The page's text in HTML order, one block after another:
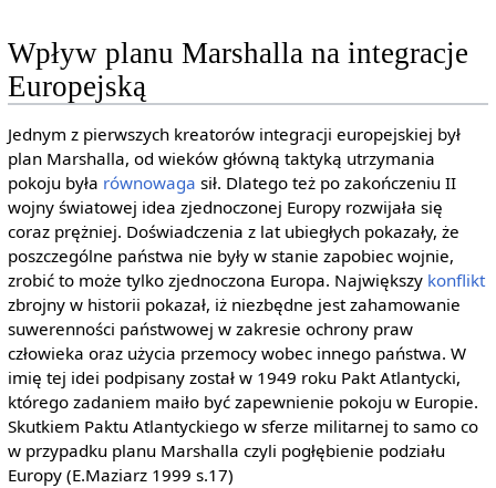
Wpływ planu Marshalla na integracje
Europejską
Jednym z pierwszych kreatorów integracji europejskiej był
plan Marshalla, od wieków główną taktyką utrzymania
pokoju była równowaga sił. Dlatego też po zakończeniu II
wojny światowej idea zjednoczonej Europy rozwijała się
coraz prężniej. Doświadczenia z lat ubiegłych pokazały, że
poszczególne państwa nie były w stanie zapobiec wojnie,
zrobić to może tylko zjednoczona Europa. Największy konflikt
zbrojny w historii pokazał, iż niezbędne jest zahamowanie
suwerenności państwowej w zakresie ochrony praw
człowieka oraz użycia przemocy wobec innego państwa. W
imię tej idei podpisany został w 1949 roku Pakt Atlantycki,
którego zadaniem maiło być zapewnienie pokoju w Europie.
Skutkiem Paktu Atlantyckiego w sferze militarnej to samo co
w przypadku planu Marshalla czyli pogłębienie podziału
Europy (E.Maziarz 1999 s.17)